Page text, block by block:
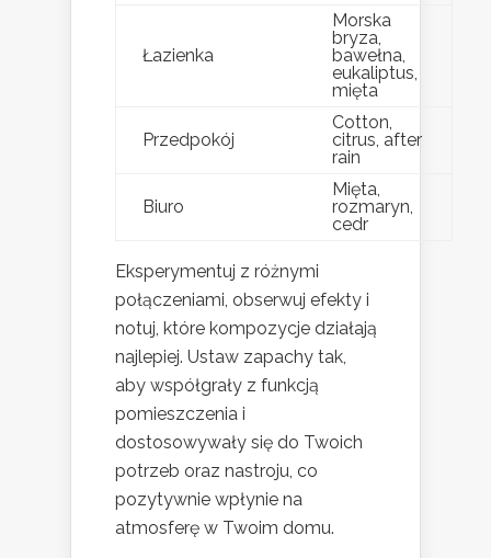
Łazienka
Morska
bryza,
bawełna,
eukaliptus,
mięta
Przedpokój
Cotton,
citrus, after
rain
Biuro
Mięta,
rozmaryn,
cedr
Eksperymentuj z różnymi
połączeniami, obserwuj efekty i
notuj, które kompozycje działają
najlepiej. Ustaw zapachy tak,
aby współgrały z funkcją
pomieszczenia i
dostosowywały się do Twoich
potrzeb oraz nastroju, co
pozytywnie wpłynie na
atmosferę w Twoim domu.